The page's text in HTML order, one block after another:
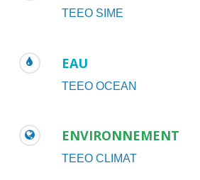
TEEO SIME
EAU
TEEO OCEAN
ENVIRONNEMENT
TEEO CLIMAT